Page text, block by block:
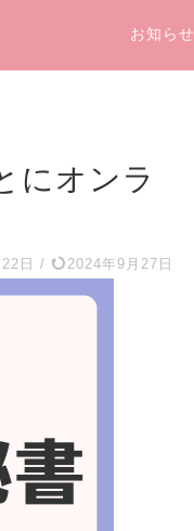
お知らせ
にオンラ
日 / 2024年9月27日